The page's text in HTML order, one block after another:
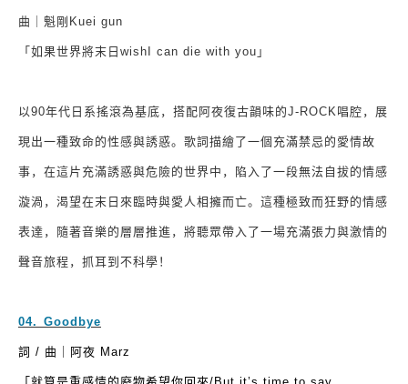
曲｜魁剛 Kuei gun
「如果世界將末日 wishI can die with you 」
以90年代日系搖滾為基底，搭配阿夜復古韻味的J-ROCK唱腔，展
現出一種致命的性感與誘惑。歌詞描繪了一個充滿禁忌的愛情故
事，在這片充滿誘惑與危險的世界中，陷入了一段無法自拔的情感
漩渦，渴望在末日來臨時與愛人相擁而亡。這種極致而狂野的情感
表達，隨著音樂的層層推進，將聽眾帶入了一場充滿張力與激情的
聲音旅程，抓耳到不科學！
04. Goodbye
詞 / 曲｜阿夜 Marz